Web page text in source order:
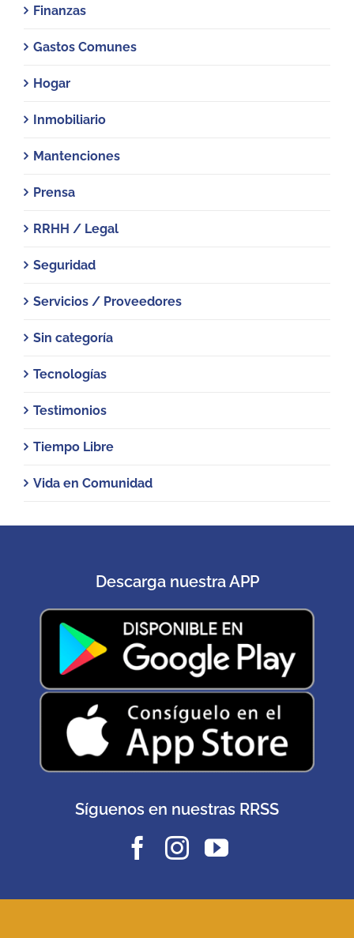
Finanzas
Gastos Comunes
Hogar
Inmobiliario
Mantenciones
Prensa
RRHH / Legal
Seguridad
Servicios / Proveedores
Sin categoría
Tecnologías
Testimonios
Tiempo Libre
Vida en Comunidad
Descarga nuestra APP
Síguenos en nuestras RRSS